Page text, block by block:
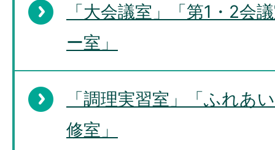
「大会議室」「第1・2会
ー室」
「調理実習室」「ふれあ
修室」